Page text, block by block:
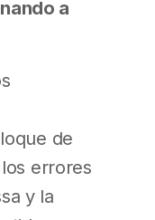
a
de
errores
y la